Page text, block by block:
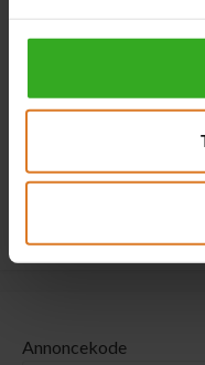
+DKK 1.200
Læs mere »
Klik her for at
Annoncekode